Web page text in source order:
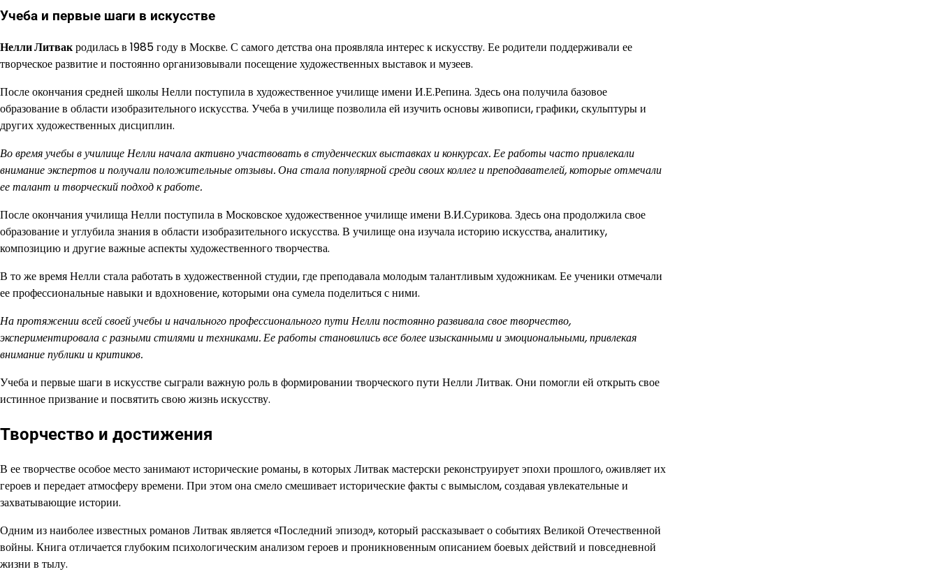
Учеба и первые шаги в искусстве
Нелли Литвакродилась в 1985 году в Москве. С самого детства она проявляла интерес к искусству. Ее родители поддерживали ее
творческое развитие и постоянно организовывали посещение художественных выставок и музеев.
После окончания средней школы Нелли поступила в художественное училище имени И.Е.Репина. Здесь она получила базовое
образование в области изобразительного искусства. Учеба в училище позволила ей изучить основы живописи, графики, скульптуры и
других художественных дисциплин.
Во время учебы в училище Нелли начала активно участвовать в студенческих выставках и конкурсах. Ее работы часто привлекали
внимание экспертов и получали положительные отзывы. Она стала популярной среди своих коллег и преподавателей, которые отмечали
ее талант и творческий подход к работе.
После окончания училища Нелли поступила в Московское художественное училище имени В.И.Сурикова. Здесь она продолжила свое
образование и углубила знания в области изобразительного искусства. В училище она изучала историю искусства, аналитику,
композицию и другие важные аспекты художественного творчества.
В то же время Нелли стала работать в художественной студии, где преподавала молодым талантливым художникам. Ее ученики отмечали
ее профессиональные навыки и вдохновение, которыми она сумела поделиться с ними.
На протяжении всей своей учебы и начального профессионального пути Нелли постоянно развивала свое творчество,
экспериментировала с разными стилями и техниками. Ее работы становились все более изысканными и эмоциональными, привлекая
внимание публики и критиков.
Учеба и первые шаги в искусстве сыграли важную роль в формировании творческого пути Нелли Литвак. Они помогли ей открыть свое
истинное призвание и посвятить свою жизнь искусству.
Творчество и достижения
В ее творчестве особое место занимают исторические романы, в которых Литвак мастерски реконструирует эпохи прошлого, оживляет их
героев и передает атмосферу времени. При этом она смело смешивает исторические факты с вымыслом, создавая увлекательные и
захватывающие истории.
Одним из наиболее известных романов Литвак является «Последний эпизод», который рассказывает о событиях Великой Отечественной
войны. Книга отличается глубоким психологическим анализом героев и проникновенным описанием боевых действий и повседневной
жизни в тылу.